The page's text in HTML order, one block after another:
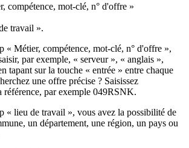
compétence, mot-clé, n° d'offre »
travail ».
« Métier, compétence, mot-clé, n° d'offre »,
par exemple, « serveur », « anglais »,
tapant sur la touche « entrée » entre chaque
une offre précise ? Saisissez
référence, par exemple 049RSNK.
« lieu de travail », vous avez la possibilité de
un département, une région, un pays ou